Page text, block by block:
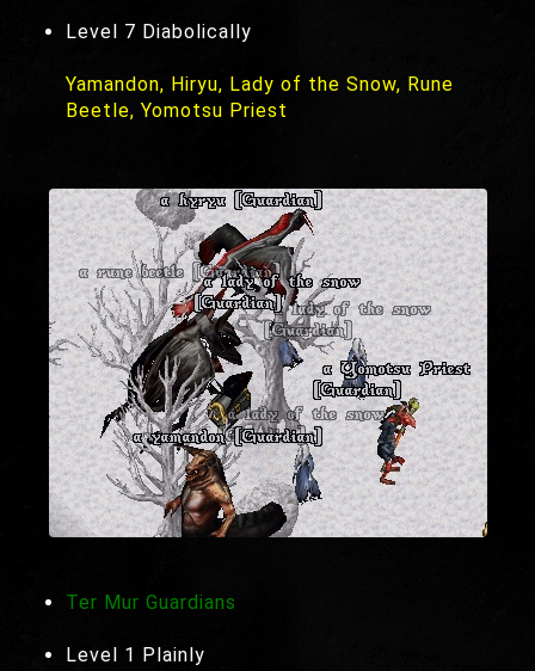
Level 7 Diabolically
Yamandon, Hiryu, Lady of the Snow, Rune
Beetle, Yomotsu Priest
Ter Mur Guardians
Level 1 Plainly